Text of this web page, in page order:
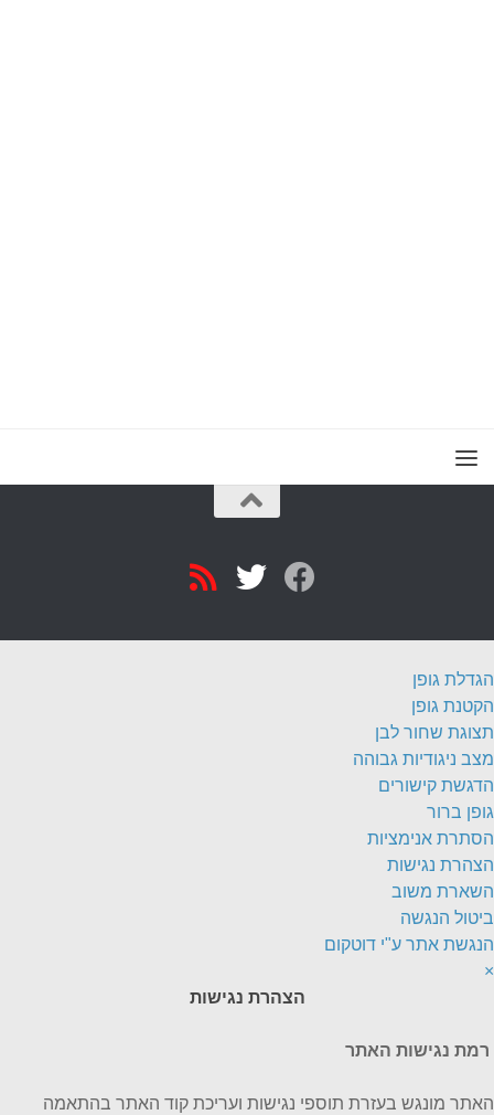
הגדלת גופן
הקטנת גופן
תצוגת שחור לבן
מצב ניגודיות גבוהה
הדגשת קישורים
גופן ברור
הסתרת אנימציות
הצהרת נגישות
השארת משוב
ביטול הנגשה
הנגשת אתר ע"י דוטקום
×
הצהרת נגישות
רמת נגישות האתר
האתר מונגש בעזרת תוספי נגישות ועריכת קוד האתר בהתאמה